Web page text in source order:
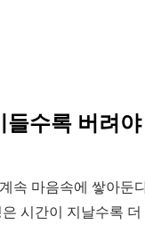
수록 버려야
속 마음속에 쌓아둔
시간이 지날수록 더